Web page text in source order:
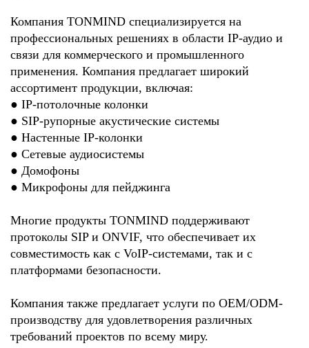
Компания TONMIND специализируется на
профессиональных решениях в области IP-аудио и
связи для коммерческого и промышленного
применения. Компания предлагает широкий
ассортимент продукции, включая:
● IP-потолочные колонки
● SIP-рупорные акустические системы
● Настенные IP-колонки
● Сетевые аудиосистемы
● Домофоны
● Микрофоны для пейджинга
Многие продукты TONMIND поддерживают
протоколы SIP и ONVIF, что обеспечивает их
совместимость как с VoIP-системами, так и с
платформами безопасности.
Компания также предлагает услуги по OEM/ODM-
производству для удовлетворения различных
требований проектов по всему миру.